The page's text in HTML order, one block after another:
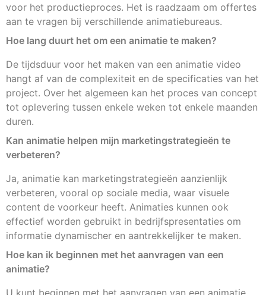
voor het productieproces. Het is raadzaam om offertes
aan te vragen bij verschillende animatiebureaus.
Hoe lang duurt het om een animatie te maken?
De tijdsduur voor het maken van een animatie video
hangt af van de complexiteit en de specificaties van het
project. Over het algemeen kan het proces van concept
tot oplevering tussen enkele weken tot enkele maanden
duren.
Kan animatie helpen mijn marketingstrategieën te
verbeteren?
Ja, animatie kan marketingstrategieën aanzienlijk
verbeteren, vooral op sociale media, waar visuele
content de voorkeur heeft. Animaties kunnen ook
effectief worden gebruikt in bedrijfspresentaties om
informatie dynamischer en aantrekkelijker te maken.
Hoe kan ik beginnen met het aanvragen van een
animatie?